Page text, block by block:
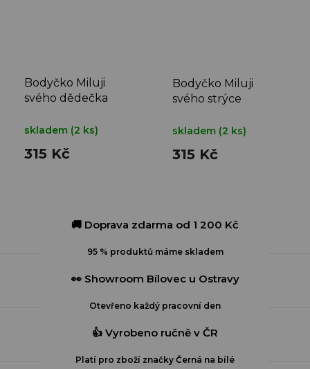
Bodyčko Miluji
svého dědečka
skladem (2 ks)
315 Kč
Bodyčko Miluji
svého strýce
skladem (2 ks)
315 Kč
🚚 Doprava zdarma od 1 200 Kč
95 % produktů máme skladem
👀 Showroom Bílovec u Ostravy
Otevřeno každý pracovní den
👍 Vyrobeno ručně v ČR
Platí pro zboží značky Černá na bílé